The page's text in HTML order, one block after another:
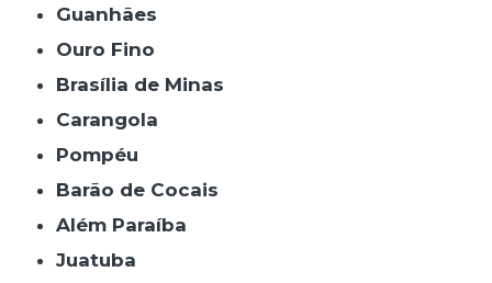
Guanhães
Ouro Fino
Brasília de Minas
Carangola
Pompéu
Barão de Cocais
Além Paraíba
Juatuba